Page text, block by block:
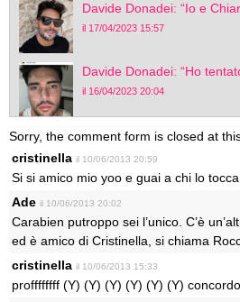
Davide Donadei: “Io e
il 17/04/2023 15:57
Davide Donadei: “Ho
il 16/04/2023 20:04
Sorry, the comment form is closed at
cristinella il 10/06/2013 20:59
Si si amico mio yoo e guai a chi lo
Ade il 10/06/2013 20:02
Carabien putroppo sei l’unico. C’è
ed è amico di Cristinella, si chiama
cristinella il 10/06/2013 15:33
proffffffff (Y) (Y) (Y) (Y) (Y) (Y)